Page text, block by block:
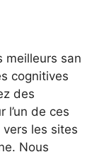
meilleurs san
cognitives
des
l’un de ces
les sites
Nous